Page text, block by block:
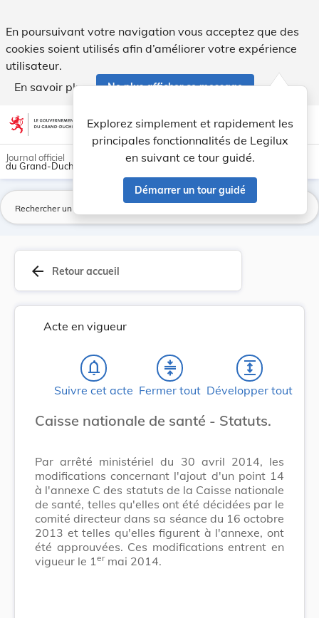
En poursuivant votre navigation vous acceptez que des
cookies soient utilisés afin d’améliorer votre expérience
utilisateur.
En savoir plus
Ne plus afficher ce message
Aller au contenu account_circle help Aide
Explorez simplement et rapidement les
principales fonctionnalités de Legilux
en suivant ce tour guidé.
Démarrer un tour guidé
light_mode dark_mode
Journal officiel
du Grand-Duché de Luxembourg
arrow_back Retour accueil
Acte en vigueur
notifications_none
Suivre cet acte
compress
Fermer tout
expand
Développer tout
Caisse nationale de santé - Statuts.
Par arrêté ministériel du 30 avril 2014, les
modifications concernant l'ajout d'un point 14
à l'annexe C des statuts de la Caisse nationale
de santé, telles qu'elles ont été décidées par le
comité directeur dans sa séance du 16 octobre
2013 et telles qu'elles figurent à l'annexe, ont
été approuvées. Ces modifications entrent en
vigueur le 1 ermai 2014.